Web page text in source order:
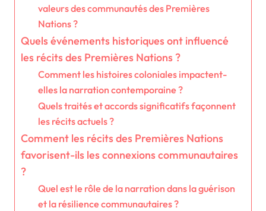
valeurs des communautés des Premières
Nations ?
Quels événements historiques ont influencé
les récits des Premières Nations ?
Comment les histoires coloniales impactent-
elles la narration contemporaine ?
Quels traités et accords significatifs façonnent
les récits actuels ?
Comment les récits des Premières Nations
favorisent-ils les connexions communautaires
?
Quel est le rôle de la narration dans la guérison
et la résilience communautaires ?